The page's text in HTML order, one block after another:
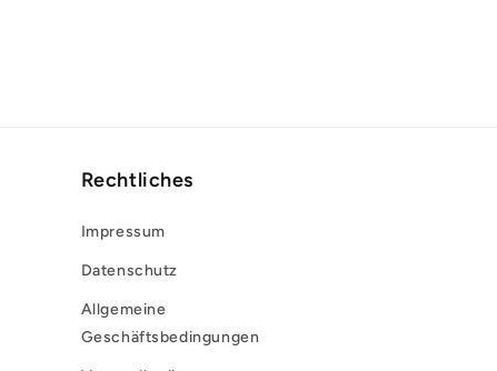
Rechtliches
Impressum
Datenschutz
Allgemeine
Geschäftsbedingungen